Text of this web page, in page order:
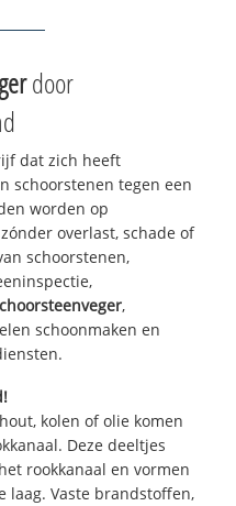
door
dat zich heeft
schoorstenen tegen een
worden op
overlast, schade of
schoorstenen,
,
schoonmaken en
kolen of olie komen
Deze deeltjes
rookkanaal en vormen
laag. Vaste brandstoffen,